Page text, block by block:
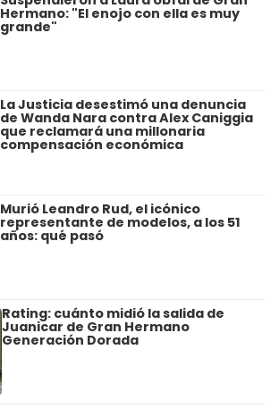
Hermano: "El enojo con ella es muy
grande"
La Justicia desestimó una denuncia
de Wanda Nara contra Alex Caniggia
que reclamará una millonaria
compensación económica
Murió Leandro Rud, el icónico
representante de modelos, a los 51
años: qué pasó
Rating: cuánto midió la salida de
Juanicar de Gran Hermano
Generación Dorada